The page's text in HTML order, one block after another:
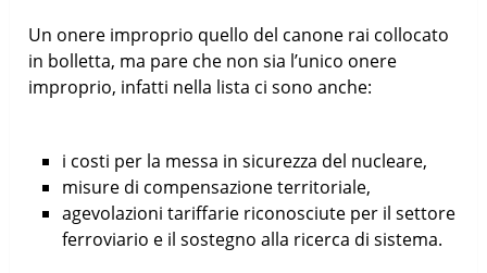
Un onere improprio quello del canone rai collocato
in bolletta, ma pare che non sia l’unico onere
improprio, infatti nella lista ci sono anche:
i costi per la messa in sicurezza del nucleare,
misure di compensazione territoriale,
agevolazioni tariffarie riconosciute per il settore
ferroviario e il sostegno alla ricerca di sistema.